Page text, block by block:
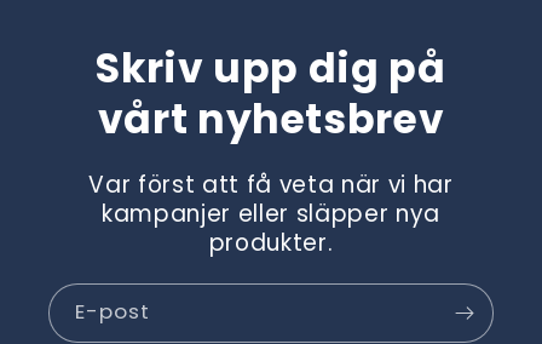
Skriv upp dig på
vårt nyhetsbrev
Var först att få veta när vi har
kampanjer eller släpper nya
produkter.
E-post